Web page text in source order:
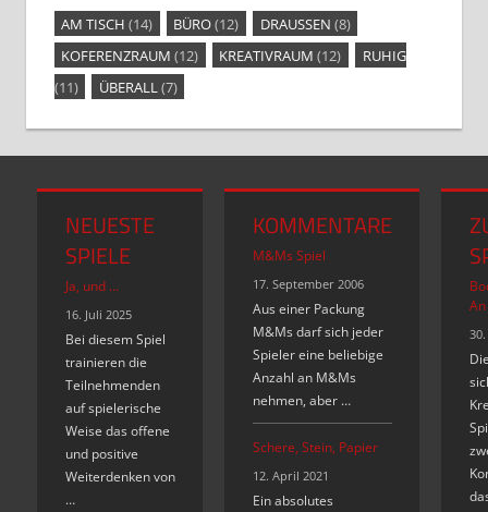
AM TISCH (14) BÜRO(12) DRAUSSEN
(8)
KOFERENZRAUM (12) KREATIVRAUM (12)
RUHIG
(11)
ÜBERALL (7)
NEUESTE
SPIELE
Ja, und …
16. Juli 2025
Bei diesem Spiel
trainieren die
Teilnehmenden
auf spielerische
Weise das offene
und positive
Weiterdenken von
…
KOMMENTARE
M&Ms Spiel
17. September 2006
Aus einer Packung
M&Ms darf sich jeder
Spieler eine beliebige
Anzahl an M&Ms
nehmen, aber …
Schere, Stein, Papier
12. April 2021
Ein absolutes